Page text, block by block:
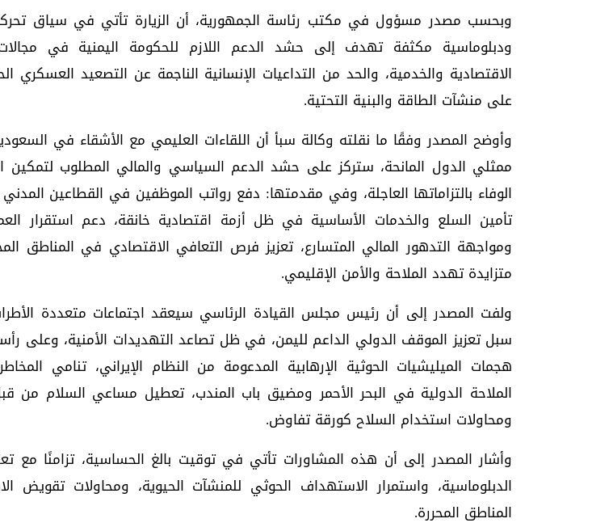
وبحسب مصدر مسؤول في مكتب رئاسة الجمهورية، أن الزيارة تأتي في سياق
ودبلوماسية مكثفة تهدف إلى حشد الدعم اللازم للحكومة اليمنية في مجالات
الاقتصادية والخدمية، والحد من التداعيات الإنسانية الناجمة عن التصعيد العسكري
على منشآت الطاقة والبنية التحتية.
وأوضح المصدر وفقًا ما نقلته وكالة سبأ أن اللقاءات العليمي مع الأشقاء في
ممثلي الدول المانحة، ستركز على حشد الدعم السياسي والمالي المطلوب لتمكين
الوفاء بالتزاماتها العاجلة، وفي مقدمتها: دفع رواتب الموظفين في القطاعين
تأمين السلع والخدمات الأساسية في ظل أزمة اقتصادية خانقة، دعم استقرار
ومواجهة التدهور المالي المتسارع، تعزيز فرص التعافي الاقتصادي في المناطق
متزايدة تهدد الملاحة والأمن الإقليمي.
ولفت المصدر إلى أن رئيس مجلس القيادة الرئاسي سيعقد اجتماعات متعددة
سبل تعزيز الموقف الدولي الداعم لليمن، في ظل تصاعد التهديدات الأمنية، وعلى
هجمات الميليشيات الحوثية الإرهابية المدعومة من النظام الإيراني، تنامي
الملاحة الدولية في البحر الأحمر ومضيق باب المندب، تعطيل مساعي السلام من
ومحاولات استخدام السلاح كورقة تفاوض.
وأشار المصدر إلى أن هذه المشاورات تأتي في توقيت بالغ الحساسية، تزامنًا مع
الدبلوماسية، واستمرار الاستهداف الحوثي للمنشآت الحيوية، ومحاولات تقويض
المناطق المحررة.